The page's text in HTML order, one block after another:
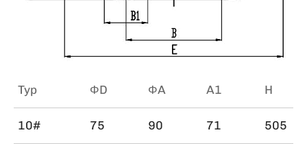
Typ ΦD ΦA A1 H
10# 75 90 71 505